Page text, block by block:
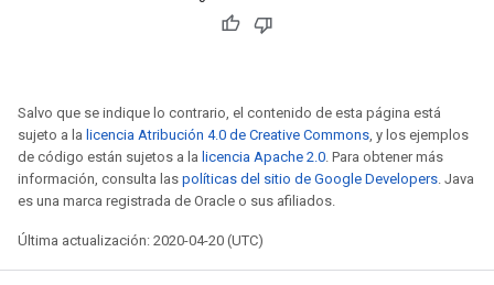
Salvo que se indique lo contrario, el contenido de esta página está
sujeto a la licencia Atribución 4.0 de Creative Commons, y los ejemplos
de código están sujetos a la licencia Apache 2.0. Para obtener más
información, consulta las políticas del sitio de Google Developers. Java
es una marca registrada de Oracle o sus afiliados.
Última actualización: 2020-04-20 (UTC)